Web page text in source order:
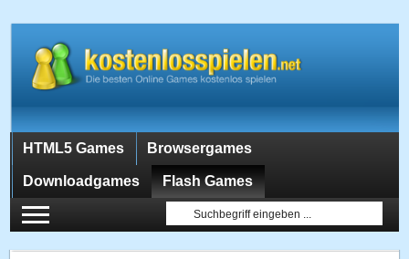
HTML5 Games Browsergames
Downloadgames Flash Games